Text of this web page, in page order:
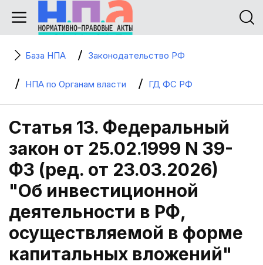
База НПА Законодательство РФ
НПА по Органам власти ГД ФС РФ
Статья 13. Федеральный
закон от 25.02.1999 N 39-
ФЗ (ред. от 23.03.2026)
"Об инвестиционной
деятельности в РФ,
осуществляемой в форме
капитальных вложений"